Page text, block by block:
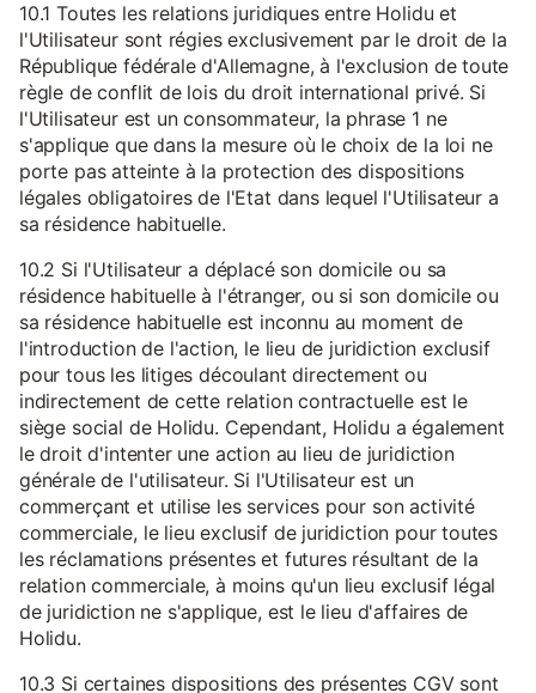
10.1 Toutes les relations juridiques entre Holidu et
l'Utilisateur sont régies exclusivement par le droit de la
République fédérale d'Allemagne, à l'exclusion de toute
règle de conflit de lois du droit international privé. Si
l'Utilisateur est un consommateur, la phrase 1 ne
s'applique que dans la mesure où le choix de la loi ne
porte pas atteinte à la protection des dispositions
légales obligatoires de l'Etat dans lequel l'Utilisateur a
sa résidence habituelle.
10.2 Si l'Utilisateur a déplacé son domicile ou sa
résidence habituelle à l'étranger, ou si son domicile ou
sa résidence habituelle est inconnu au moment de
l'introduction de l'action, le lieu de juridiction exclusif
pour tous les litiges découlant directement ou
indirectement de cette relation contractuelle est le
siège social de Holidu. Cependant, Holidu a également
le droit d'intenter une action au lieu de juridiction
générale de l'utilisateur. Si l'Utilisateur est un
commerçant et utilise les services pour son activité
commerciale, le lieu exclusif de juridiction pour toutes
les réclamations présentes et futures résultant de la
relation commerciale, à moins qu'un lieu exclusif légal
de juridiction ne s'applique, est le lieu d'affaires de
Holidu.
10.3 Si certaines dispositions des présentes CGV sont